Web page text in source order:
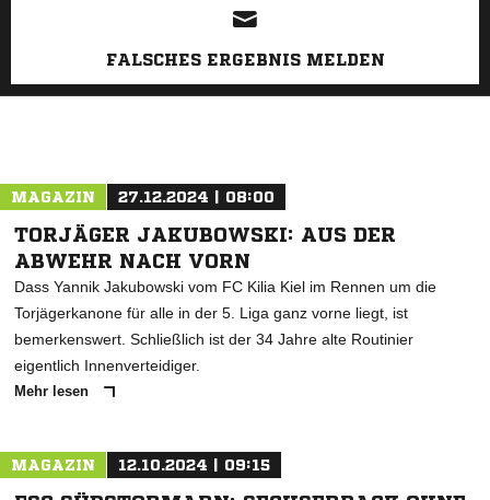
FALSCHES ERGEBNIS MELDEN
MAGAZIN 27.12.2024 | 08:00
TORJÄGER JAKUBOWSKI: AUS DER
ABWEHR NACH VORN
Dass Yannik Jakubowski vom FC Kilia Kiel im Rennen um die
Torjägerkanone für alle in der 5. Liga ganz vorne liegt, ist
bemerkenswert. Schließlich ist der 34 Jahre alte Routinier
eigentlich Innenverteidiger.
Mehr lesen
MAGAZIN 12.10.2024 | 09:15